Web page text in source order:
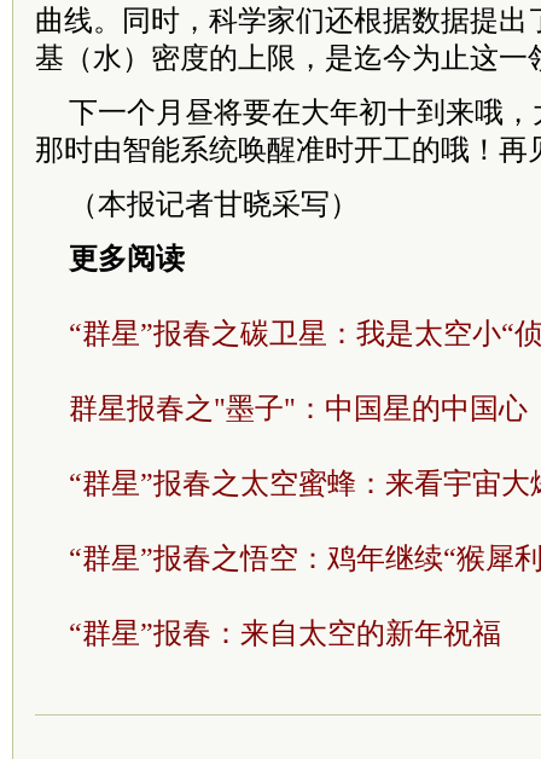
曲线。同时，科学家们还根据数据提出
基（水）密度的上限，是迄今为止这一
下一个月昼将要在大年初十到来哦
那时由智能系统唤醒准时开工的哦！再
（本报记者甘晓采写）
更多阅读
“群星”报春之碳卫星：我是太空小“
群星报春之"墨子"：中国星的中国心
“群星”报春之太空蜜蜂：来看宇宙大
“群星”报春之悟空：鸡年继续“猴犀
“群星”报春：来自太空的新年祝福